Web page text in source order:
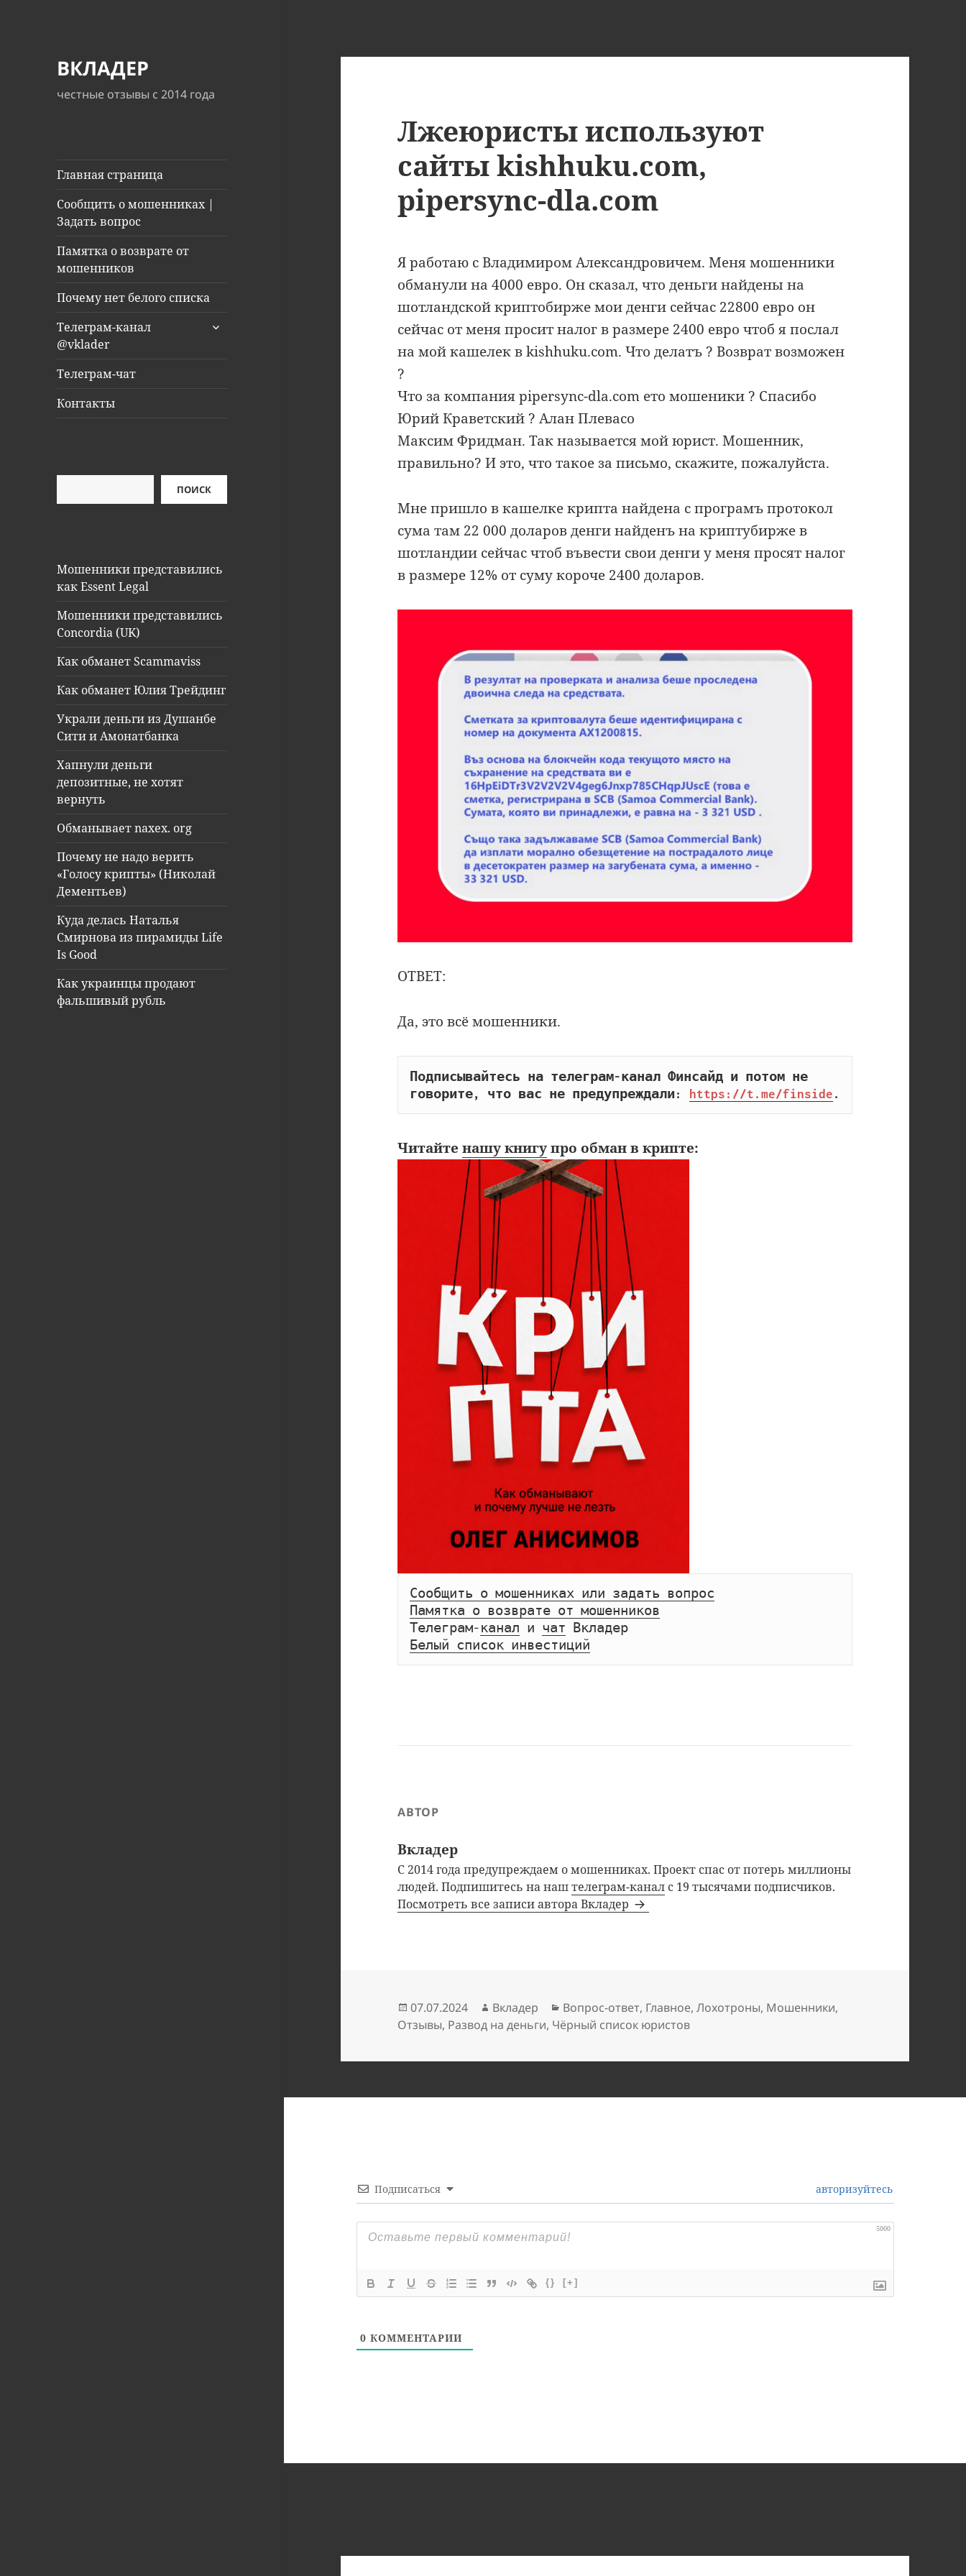
ВКЛАДЕР
честные отзывы с 2014 года
Главная страница
Сообщить о мошенниках |
Задать вопрос
Памятка о возврате от
мошенников
Почему нет белого списка
Телеграм-канал
@vklader
раскрыть
Телеграм-чат
Контакты
ПОИСК
Мошенники представились
как Essent Legal
Мошенники представились
Concordia (UK)
Как обманет Scammaviss
Как обманет Юлия Трейдинг
Украли деньги из Душанбе
Сити и Амонатбанка
Хапнули деньги
депозитные, не хотят
вернуть
Обманывает naxex. org
Почему не надо верить
«Голосу крипты» (Николай
Дементьев)
Куда делась Наталья
Смирнова из пирамиды Life
Is Good
Как украинцы продают
фальшивый рубль
Лжеюристы используют
сайты kishhuku.com,
pipersync-dla.com
Я работаю с Владимиром Александровичем. Меня мошенники
обманули на 4000 евро. Он сказал, что деньги найдены на
шотландской криптобирже мои денги сейчас 22800 евро он
сейчас от меня просит налог в размере 2400 евро чтоб я послал
на мой кашелек в kishhuku.com. Что делатъ ? Возврат возможен
?
Что за компания pipersync-dla.com ето мошеники ? Спасибо
Юрий Краветский ? Алан Плевасо
Максим Фридман. Так называется мой юрист. Мошенник,
правильно? И это, что такое за письмо, скажите, пожалуйста.
Мне пришло в кашелке крипта найдена с програмъ протокол
сума там 22 000 доларов денги найденъ на криптубирже в
шотландии сейчас чтоб въвести свои денги у меня просят налог
в размере 12% от суму короче 2400 доларов.
ОТВЕТ:
Да, это всё мошенники.
Подписывайтесь на телеграм-канал Финсайд и потом не
говорите, что вас не предупреждали: https://t.me/finside .
Читайтенашу книгупро обман в крипте:
Сообщить о мошенниках или задать вопрос
Памятка о возврате от мошенников
Телеграм- канал и чат
Вкладер
Белый список инвестиций
АВТОР
Вкладер
С 2014 года предупреждаем о мошенниках. Проект спас от потерь миллионы
людей. Подпишитесь на наштелеграм-канал с 19 тысячами подписчиков.
Посмотреть все записи автора Вкладер
Опубликовано
07.07.2024 Автор
Вкладер Рубрики
Вопрос-ответ, Главное,Лохотроны, Мошенники,
Отзывы, Развод на деньги, Чёрный список юристов
Подписаться авторизуйтесь
5000
{} [+]
0 КОММЕНТАРИИ